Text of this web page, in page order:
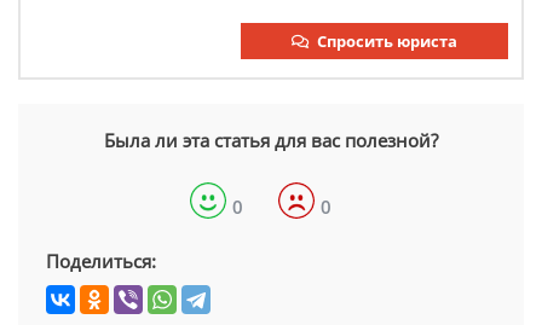
Спросить юриста
Была ли эта статья для вас полезной?
0 0
Поделиться: